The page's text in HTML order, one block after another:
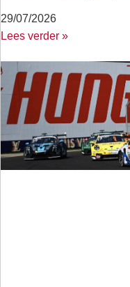
29/07/2026
Lees verder »